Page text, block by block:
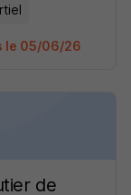
le 05/06/26
de